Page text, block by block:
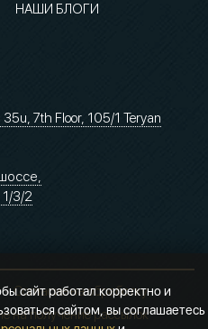
НАШИ БЛОГИ
7th Floor, 105/1 Teryan
3/2
•Согласие на обработку
на получение рассылок
сайт работал корректно и
сайтом, вы соглашаетесь